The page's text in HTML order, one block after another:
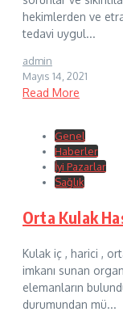
hekimlerden ve
tedavi uygul...
admin
Mayıs 14, 2021
Read More
Genel
Haberler
İyi Pazarlar
Sağlık
Orta Kulak
Kulak iç , harici ,
imkanı sunan
elemanların
durumundan mü...